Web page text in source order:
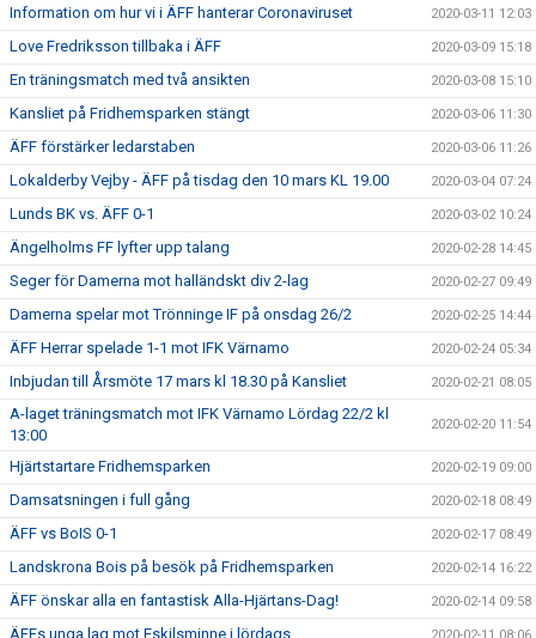
Information om hur vi i ÄFF hanterar Coronaviruset 2020-03-11 12:03
Love Fredriksson tillbaka i ÄFF 2020-03-09 15:18
En träningsmatch med två ansikten 2020-03-08 15:10
Kansliet på Fridhemsparken stängt 2020-03-06 11:30
ÄFF förstärker ledarstaben 2020-03-06 11:26
Lokalderby Vejby - ÄFF på tisdag den 10 mars KL 19.00 2020-03-04 07:24
Lunds BK vs. ÄFF 0-1 2020-03-02 10:24
Ängelholms FF lyfter upp talang 2020-02-28 14:45
Seger för Damerna mot halländskt div 2-lag 2020-02-27 09:49
Damerna spelar mot Trönninge IF på onsdag 26/2 2020-02-25 14:44
ÄFF Herrar spelade 1-1 mot IFK Värnamo 2020-02-24 05:34
Inbjudan till Årsmöte 17 mars kl 18.30 på Kansliet 2020-02-21 08:05
A-laget träningsmatch mot IFK Värnamo Lördag 22/2 kl
13:00
2020-02-20 11:54
Hjärtstartare Fridhemsparken 2020-02-19 09:00
Damsatsningen i full gång 2020-02-18 08:49
ÄFF vs BoIS 0-1 2020-02-17 08:49
Landskrona Bois på besök på Fridhemsparken 2020-02-14 16:22
ÄFF önskar alla en fantastisk Alla-Hjärtans-Dag! 2020-02-14 09:58
ÄFFs unga lag mot Eskilsminne i lördags